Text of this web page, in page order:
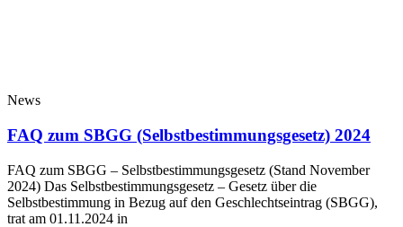
News
FAQ zum SBGG (Selbstbestimmungsgesetz) 2024
FAQ zum SBGG – Selbstbestimmungsgesetz (Stand November
2024) Das Selbstbestimmungsgesetz – Gesetz über die
Selbstbestimmung in Bezug auf den Geschlechtseintrag (SBGG),
trat am 01.11.2024 in